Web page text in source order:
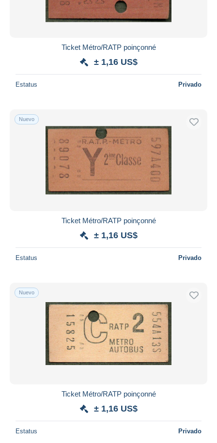
Ticket Métro/RATP poinçonné
± 1,16 US$
Estatus Privado
Nuevo
Ticket Métro/RATP poinçonné
± 1,16 US$
Estatus Privado
Nuevo
Ticket Métro/RATP poinçonné
± 1,16 US$
Estatus Privado